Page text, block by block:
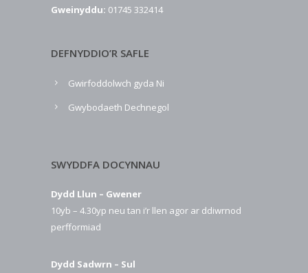
Gweinyddu: 01745 332414
DEFNYDDIO’R SAFLE
Gwirfoddolwch gyda Ni
Gwybodaeth Dechnegol
SWYDDFA DOCYNNAU
Dydd Llun – Gwener
10yb – 4.30yp neu tan i’r llen agor ar ddiwrnod
perfformiad
Dydd Sadwrn – Sul